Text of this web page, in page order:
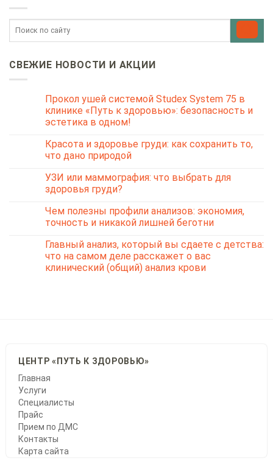
СВЕЖИЕ НОВОСТИ И АКЦИИ
Прокол ушей системой Studex System 75 в
клинике «Путь к здоровью»: безопасность и
эстетика в одном!
Красота и здоровье груди: как сохранить то,
что дано природой
УЗИ или маммография: что выбрать для
здоровья груди?
Чем полезны профили анализов: экономия,
точность и никакой лишней беготни
Главный анализ, который вы сдаете с детства:
что на самом деле расскажет о вас
клинический (общий) анализ крови
ЦЕНТР «ПУТЬ К ЗДОРОВЬЮ»
Главная
Услуги
Специалисты
Прайс
Прием по ДМС
Контакты
Карта сайта